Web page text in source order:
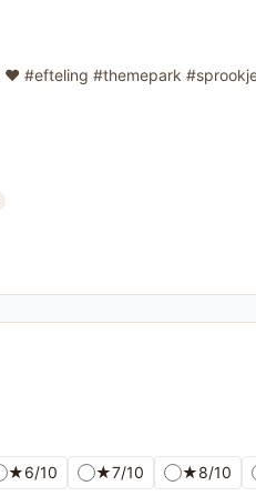
#efteling #themepark
★6/10 ★7/10 ★8/10